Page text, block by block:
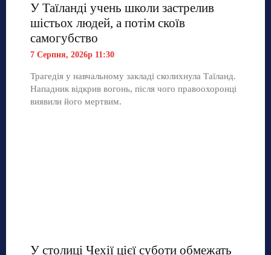
У Таїланді учень школи застрелив
шістьох людей, а потім скоїв
самогубство
7 Серпня, 2026р 11:30
Трагедія у навчальному закладі сколихнула Таїланд.
Нападник відкрив вогонь, після чого правоохоронці
виявили його мертвим.
У столиці Чехії цієї суботи обмежать